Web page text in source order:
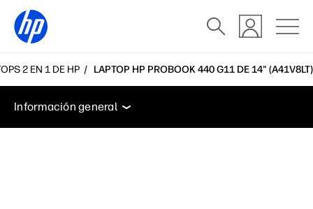
2 EN 1 DE HP LAPTOP HP PROBOOK 440 G11 DE 14" (A41V8LT)
Información general Características
Información general